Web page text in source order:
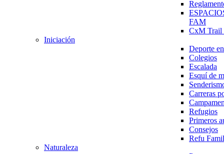
FAM
CxM
Iniciación
Deporte
Colegios
Escalada
Esquí de
Carreras
Refugios
Primeros
Consejos
Refu
Naturaleza